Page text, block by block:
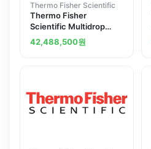
Thermo Fisher Scientific
Thermo Fisher
Scientific Multidrop
Combi nL Reagent
Dispenser 50nL to 50
42,488,500원